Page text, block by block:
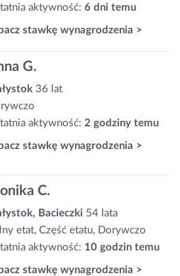
aktywność: 6 dni temu
stawkę wynagrodzenia >
G.
36 lat
aktywność: 2 godziny temu
stawkę wynagrodzenia >
C.
Bacieczki 54 lata
etat, Część etatu, Dorywczo
aktywność: 10 godzin temu
stawkę wynagrodzenia >